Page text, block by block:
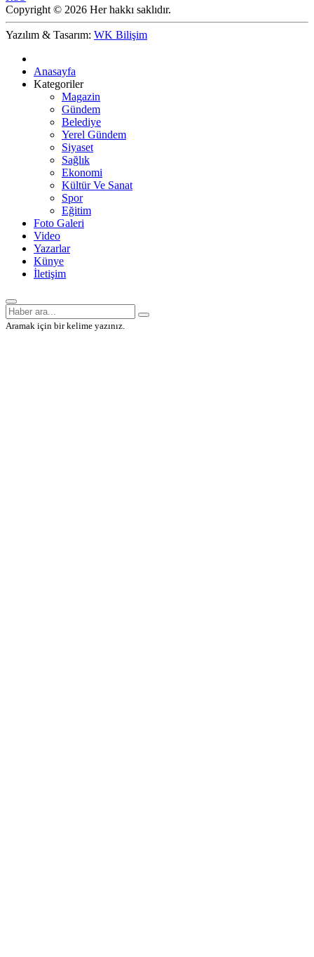
Copyright © 2026 Her hakkı saklıdır.
Yazılım & Tasarım: WK Bilişim
Anasayfa
Kategoriler
Magazin
Gündem
Belediye
Yerel Gündem
Siyaset
Sağlık
Ekonomi
Kültür Ve Sanat
Spor
Eğitim
Foto Galeri
Video
Yazarlar
Künye
İletişim
Aramak için bir kelime yazınız.